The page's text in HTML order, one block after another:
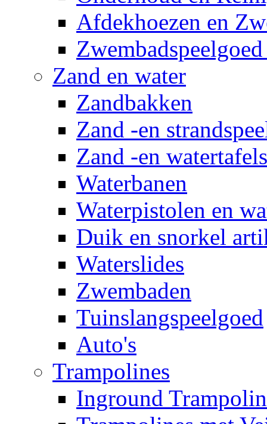
Afdekhoezen en
Zand en water
Zandbakken
Zand -en
Zand -en watertafels
Waterbanen
Waterpistolen en
Duik en snorkel
Waterslides
Zwembaden
Tuinslangspeelgoed
Auto's
Trampolines
Inground